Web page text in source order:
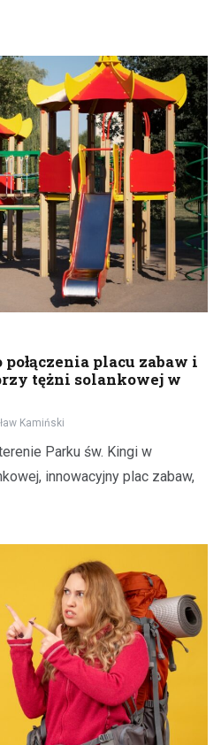
placu zabaw i
tężni solankowej w
Kamiński
Parku św. Kingi w
innowacyjny plac zabaw,